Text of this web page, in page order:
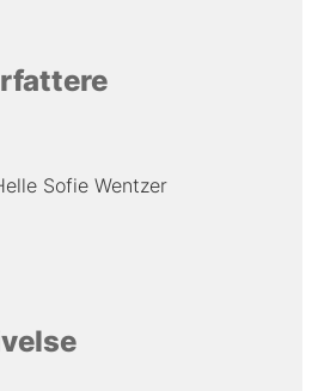
Sofie Wentzer